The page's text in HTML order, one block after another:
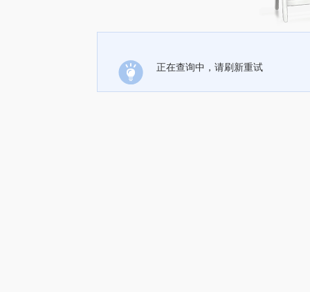
正在查询中，请刷新重试